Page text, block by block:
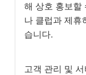
해 상호 홍보할
나 클럽과 제휴
습니다.
고객 관리 및